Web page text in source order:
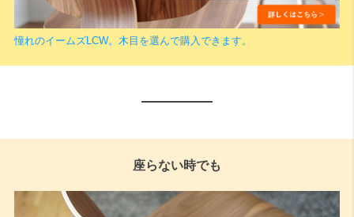
憧れのイームズLCW。木目を選んで購入できます。
座らない時でも